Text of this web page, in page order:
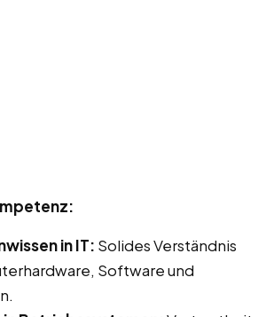
in IT: Solides Verständnis
Software und